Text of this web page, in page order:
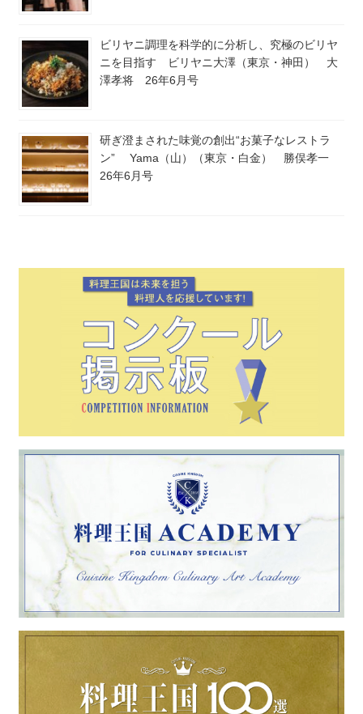
ビリヤニ調理を科学的に分析し、究極のビリヤ
ニを目指す ビリヤニ大澤（東京・神田） 大
澤孝将 26年6月号
研ぎ澄まされた味覚の創出“お菓子なレストラ
ン” Yama（山）（東京・白金） 勝俣孝一
26年6月号